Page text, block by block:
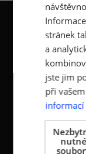
KONTAKTY
Asociace
středních
živnostníků
republiky
stránek
a
jste jim
při
informací
nutné